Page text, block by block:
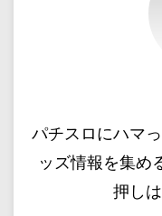
パチスロにハマ
ッズ情報を集め
押し